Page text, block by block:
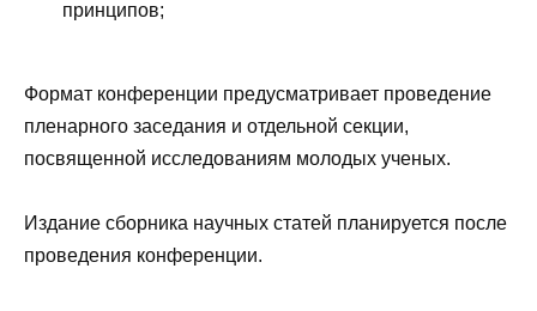
принципов;
Формат конференции предусматривает проведение
пленарного заседания и отдельной секции,
посвященной исследованиям молодых ученых.
Издание сборника научных статей планируется после
проведения конференции.